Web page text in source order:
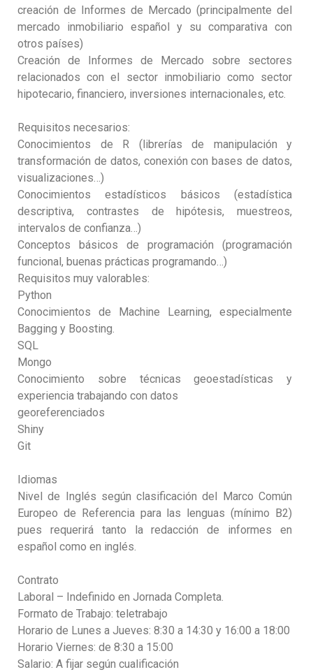
creación de Informes de Mercado (principalmente del
mercado inmobiliario español y su comparativa con
otros países)
Creación de Informes de Mercado sobre sectores
relacionados con el sector inmobiliario como sector
hipotecario, financiero, inversiones internacionales, etc.
Requisitos necesarios:
Conocimientos de R (librerías de manipulación y
transformación de datos, conexión con bases de datos,
visualizaciones…)
Conocimientos estadísticos básicos (estadística
descriptiva, contrastes de hipótesis, muestreos,
intervalos de confianza…)
Conceptos básicos de programación (programación
funcional, buenas prácticas programando…)
Requisitos muy valorables:
Python
Conocimientos de Machine Learning, especialmente
Bagging y Boosting.
SQL
Mongo
Conocimiento sobre técnicas geoestadísticas y
experiencia trabajando con datos
georeferenciados
Shiny
Git
Idiomas
Nivel de Inglés según clasificación del Marco Común
Europeo de Referencia para las lenguas (mínimo B2)
pues requerirá tanto la redacción de informes en
español como en inglés.
Contrato
Laboral – Indefinido en Jornada Completa.
Formato de Trabajo: teletrabajo
Horario de Lunes a Jueves: 8:30 a 14:30 y 16:00 a 18:00
Horario Viernes: de 8:30 a 15:00
Salario: A fijar según cualificación